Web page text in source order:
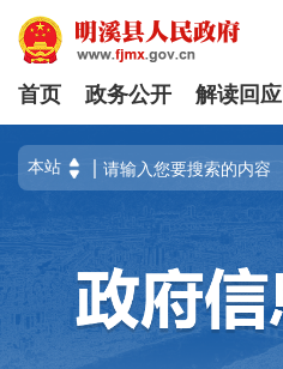
首页 政务公开 解读回应